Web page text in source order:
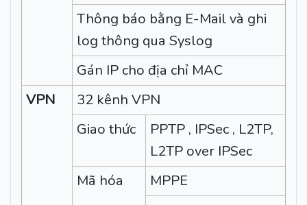
Thông báo bằng E-Mail và ghi
log thông qua Syslog
Gán IP cho địa chỉ MAC
VPN
32 kênh VPN
Giao thức
PPTP , IPSec , L2TP,
L2TP over IPSec
Mã hóa
MPPE